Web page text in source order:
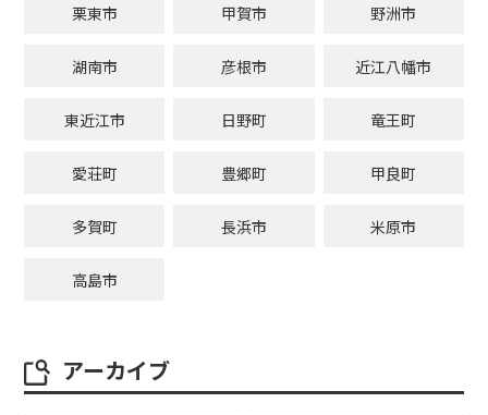
栗東市 甲賀市 野洲市
湖南市 彦根市 近江八幡市
東近江市 日野町 竜王町
愛荘町 豊郷町 甲良町
多賀町 長浜市 米原市
高島市
アーカイブ